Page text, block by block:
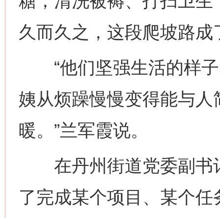
久而久之，这段爬坡路
“他们坚强生活的样子
姨从烦躁慢慢变得能与
暖。”兰军霞说。
在丹州街道党委副书
了完成某个项目、某个